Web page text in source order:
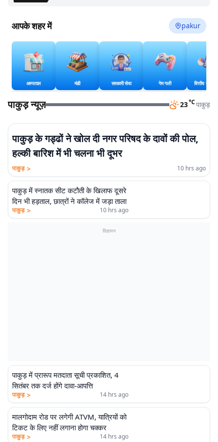
आपके शहर में pakur
अस्पताल मंडी सरकारी सेवा गेम गली वित्तीय
पाकुड़ न्यूज़ 23°Cपाकुड़
पाकुड़ के गड्ढों ने खोल दी नगर परिषद के दावों की पोल,
हल्की बारिश में भी चलना भी दूभर
पाकुड़ > 10 hrs ago
पाकुड़ में स्नातक सीट कटौती के खिलाफ दूसरे
दिन भी हड़ताल, छात्रों ने कॉलेज में जड़ा ताला
पाकुड़ > 10 hrs ago
विज्ञापन
पाकुड़ में प्रारूप मतदाता सूची प्रकाशित, 4
सितंबर तक दर्ज होंगे दावा-आपत्ति
पाकुड़ > 14 hrs ago
मालगोदाम रोड पर लगेगी ATVM, यात्रियों को
टिकट के लिए नहीं लगाना होगा चक्कर
पाकुड़ > 14 hrs ago